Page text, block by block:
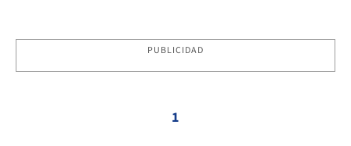
PUBLICIDAD
1